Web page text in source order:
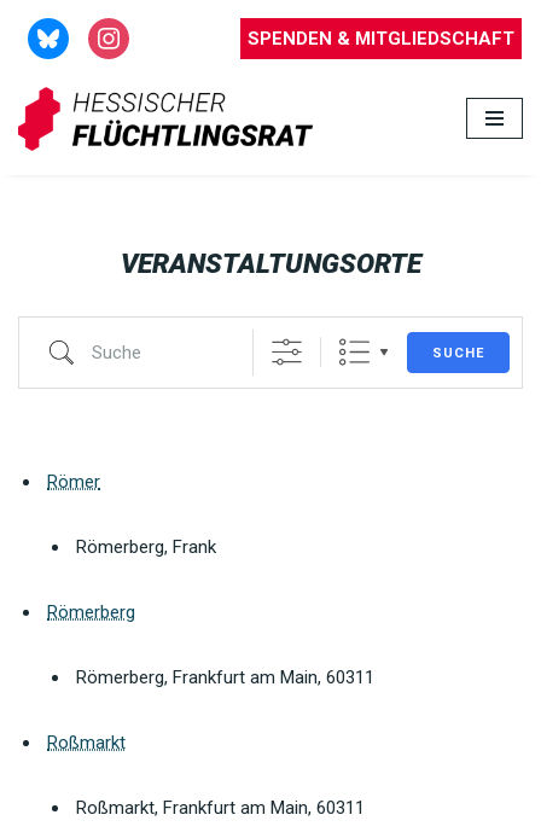
Zum
Inhalt
springen
SPENDEN & MITGLIEDSCHAFT
VERANSTALTUNGSORTE
SUCHE
Römer
Römerberg, Frank
Römerberg
Römerberg, Frankfurt am Main, 60311
Roßmarkt
Roßmarkt, Frankfurt am Main, 60311